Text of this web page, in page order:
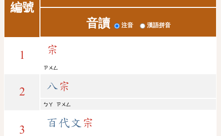
編號
音讀 注音 漢語拼音
1 宗
ㄗㄨㄥ
2 八 宗
ㄅㄚ ㄗㄨㄥ
3
百代文 宗